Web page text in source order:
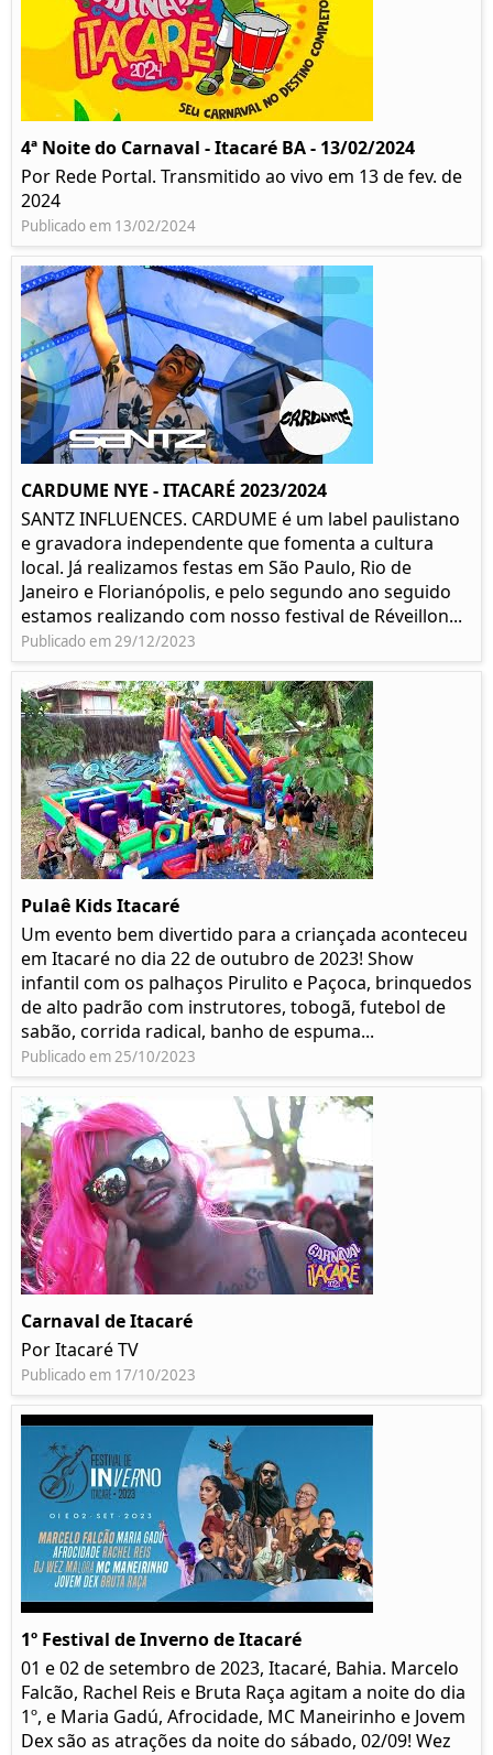
4ª Noite do Carnaval - Itacaré BA - 13/02/2024
Por Rede Portal. Transmitido ao vivo em 13 de fev. de
2024
Publicado em 13/02/2024
CARDUME NYE - ITACARÉ 2023/2024
SANTZ INFLUENCES. CARDUME é um label paulistano
e gravadora independente que fomenta a cultura
local. Já realizamos festas em São Paulo, Rio de
Janeiro e Florianópolis, e pelo segundo ano seguido
estamos realizando com nosso festival de Réveillon...
Publicado em 29/12/2023
Pulaê Kids Itacaré
Um evento bem divertido para a criançada aconteceu
em Itacaré no dia 22 de outubro de 2023! Show
infantil com os palhaços Pirulito e Paçoca, brinquedos
de alto padrão com instrutores, tobogã, futebol de
sabão, corrida radical, banho de espuma...
Publicado em 25/10/2023
Carnaval de Itacaré
Por Itacaré TV
Publicado em 17/10/2023
1º Festival de Inverno de Itacaré
01 e 02 de setembro de 2023, Itacaré, Bahia. Marcelo
Falcão, Rachel Reis e Bruta Raça agitam a noite do dia
1º, e Maria Gadú, Afrocidade, MC Maneirinho e Jovem
Dex são as atrações da noite do sábado, 02/09! Wez